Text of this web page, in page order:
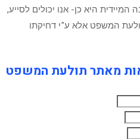
היא כן- אנו יכולים לסייע,
המשפט אלא ע"י דחיקתו
מאתר תולעת המשפט